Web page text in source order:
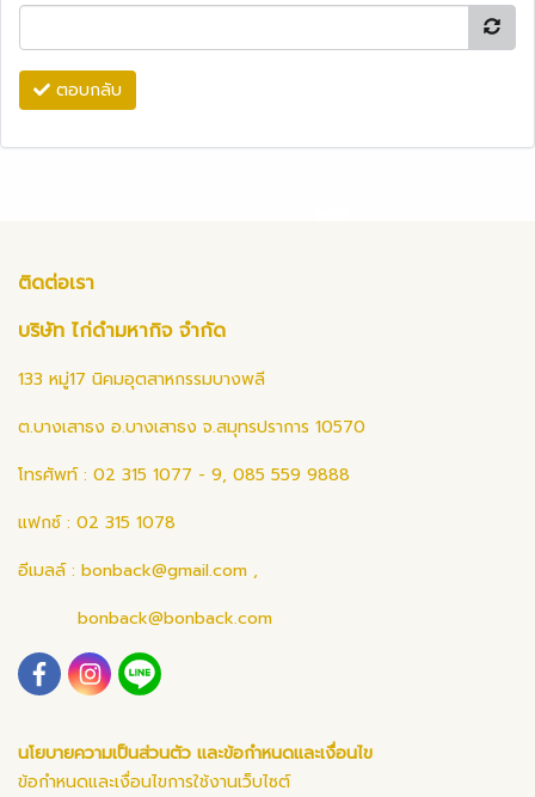
ตอบกลับ
ติดต่อเรา
บริษัท ไก่ดำมหากิจ จำกัด
133 หมู่17 นิคมอุตสาหกรรมบางพลี
ต.บางเสาธง อ.บางเสาธง จ.สมุทรปราการ 10570
โทรศัพท์ : 02 315 1077 - 9, 085 559 9888
แฟกซ์ : 02 315 1078
อีเมลล์ : bonback@gmail.com ,
bonback@bonback.com
นโยบายความเป็นส่วนตัว และข้อกำหนดและเงื่อนไข
ข้อกำหนดและเงื่อนไขการใช้งานเว็บไซต์